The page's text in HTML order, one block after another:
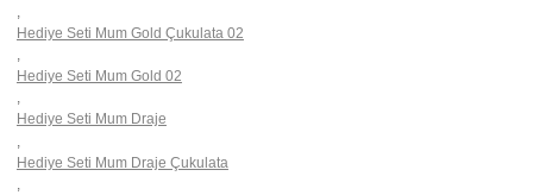
Hediye Seti Mum Gold Çukulata 02
,
Hediye Seti Mum Gold 02
,
Hediye Seti Mum Draje
Hediye Seti Mum Draje Çukulata
,